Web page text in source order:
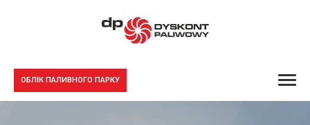
ОБЛІК ПАЛИВНОГО ПАРКУ